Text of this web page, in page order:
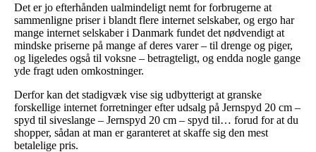
Det er jo efterhånden ualmindeligt nemt for forbrugerne at
sammenligne priser i blandt flere internet selskaber, og ergo har
mange internet selskaber i Danmark fundet det nødvendigt at
mindske priserne på mange af deres varer – til drenge og piger,
og ligeledes også til voksne – betragteligt, og endda nogle gange
yde fragt uden omkostninger.
Derfor kan det stadigvæk vise sig udbytterigt at granske
forskellige internet forretninger efter udsalg på Jernspyd 20 cm –
spyd til siveslange – Jernspyd 20 cm – spyd til… forud for at du
shopper, sådan at man er garanteret at skaffe sig den mest
betalelige pris.